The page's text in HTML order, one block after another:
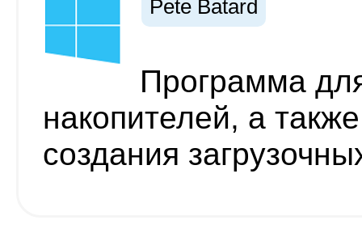
Pete Batard
Программа
накопителей, а
создания